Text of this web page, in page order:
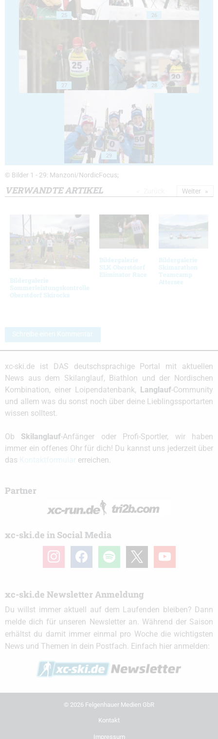
25 26
27 28
29
© Bilder 1 - 29: Manzoni/NordicFocus;
VERWANDTE ARTIKEL
Bildergalerie
Sommerleistungskontrolle
Oberstdorf Skirocks
Bildergalerie
SLK Oberstdorf
Eliminator Race
Bildergalerie
Skimarathon
Teamcamp
Attersee
Weiter
Schreibe einen Kommentar
xc-ski.de ist DAS deutschsprachige Portal mit aktuellen
News aus dem Skilanglauf, Biathlon und der Nordischen
Kombination, einer Loipendatenbank, Langlauf-Community
und allem was du sonst noch über deine Lieblingssportarten
wissen solltest.
Ob Skilanglauf-Anfänger oder Profi-Sportler, wir haben
immer ein offenes Ohr für dich! Du kannst uns jederzeit über
das
erreichen.
Partner
xc-ski.de in Social Media
instagramfacebook spotify youtube
xc-ski.de Newsletter Anmeldung
Du willst immer aktuell auf dem Laufenden bleiben? Dann
melde dich für unseren Newsletter an. Während der Saison
erhältst du damit immer einmal pro Woche die wichtigsten
News und Themen in dein Postfach. Einfach hier anmelden:
© 2026 Felgenhauer Medien GbR
Kontakt
Impressum